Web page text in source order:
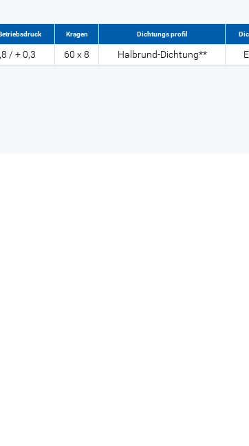
Kragen Dichtungs profil
/ + 0,3 60 x 8 Halbrund-Dichtung**